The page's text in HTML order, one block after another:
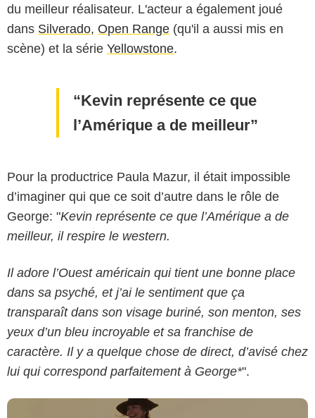
du meilleur réalisateur. L'acteur a également joué
dans Silverado, Open Range (qu'il a aussi mis en
scène) et la série Yellowstone.
Kevin représente ce que
l’Amérique a de meilleur
Pour la productrice Paula Mazur, il était impossible
d’imaginer qui que ce soit d’autre dans le rôle de
George: "Kevin représente ce que l’Amérique a de
meilleur, il respire le western.
Il adore l’Ouest américain qui tient une bonne place
dans sa psyché, et j’ai le sentiment que ça
transparaît dans son visage buriné, son menton, ses
yeux d’un bleu incroyable et sa franchise de
caractère. Il y a quelque chose de direct, d’avisé chez
lui qui correspond parfaitement à George*".